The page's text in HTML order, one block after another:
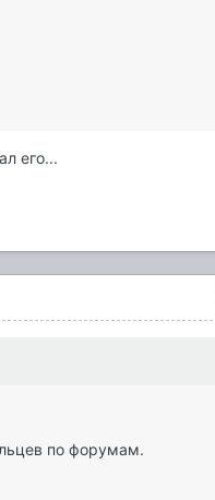
его...
по форумам.